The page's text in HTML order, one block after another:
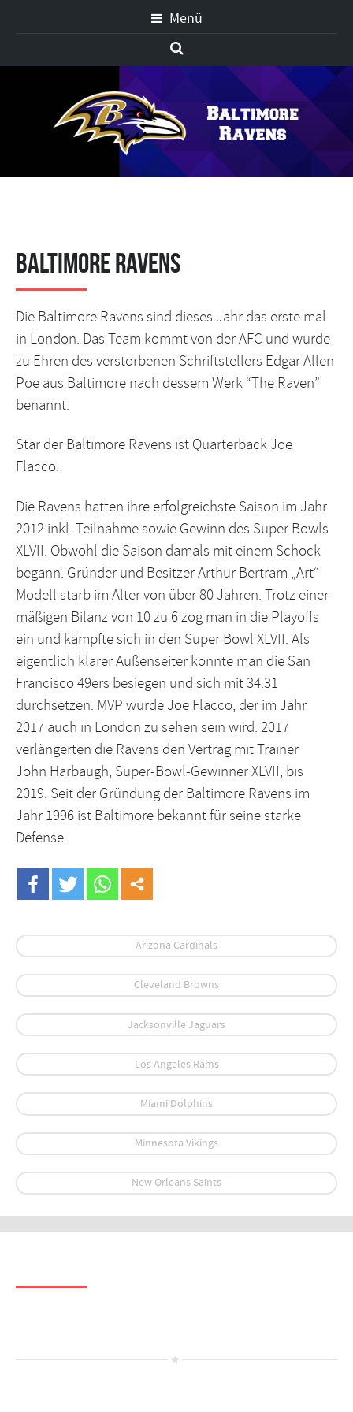
Menü
Baltimore Ravens
Die Baltimore Ravens sind dieses Jahr das erste mal
in London. Das Team kommt von der AFC und wurde
zu Ehren des verstorbenen Schriftstellers Edgar Allen
Poe aus Baltimore nach dessem Werk “The Raven”
benannt.
Star der Baltimore Ravens ist Quarterback Joe
Flacco.
Die Ravens hatten ihre erfolgreichste Saison im Jahr
2012 inkl. Teilnahme sowie Gewinn des Super Bowls
XLVII. Obwohl die Saison damals mit einem Schock
begann. Gründer und Besitzer Arthur Bertram „Art“
Modell starb im Alter von über 80 Jahren. Trotz einer
mäßigen Bilanz von 10 zu 6 zog man in die Playoffs
ein und kämpfte sich in den Super Bowl XLVII. Als
eigentlich klarer Außenseiter konnte man die San
Francisco 49ers besiegen und sich mit 34:31
durchsetzen. MVP wurde Joe Flacco, der im Jahr
2017 auch in London zu sehen sein wird. 2017
verlängerten die Ravens den Vertrag mit Trainer
John Harbaugh, Super-Bowl-Gewinner XLVII, bis
2019. Seit der Gründung der Baltimore Ravens im
Jahr 1996 ist Baltimore bekannt für seine starke
Defense.
Arizona Cardinals
Cleveland Browns
Jacksonville Jaguars
Los Angeles Rams
Miami Dolphins
Minnesota Vikings
New Orleans Saints